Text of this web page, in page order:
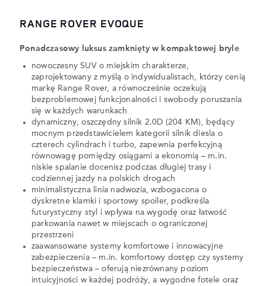
RANGE ROVER EVOQUE
Ponadczasowy luksus zamknięty w kompaktowej bryle
nowoczesny SUV o miejskim charakterze,
zaprojektowany z myślą o indywidualistach, którzy cenią
markę Range Rover, a równocześnie oczekują
bezproblemowej funkcjonalności i swobody poruszania
się w każdych warunkach
dynamiczny, oszczędny silnik 2.0D (204 KM), będący
mocnym przedstawicielem kategorii silnik diesla o
czterech cylindrach i turbo, zapewnia perfekcyjną
równowagę pomiędzy osiągami a ekonomią – m.in.
niskie spalanie docenisz podczas długiej trasy i
codziennej jazdy na polskich drogach
minimalistyczna linia nadwozia, wzbogacona o
dyskretne klamki i sportowy spoiler, podkreśla
futurystyczny styl i wpływa na wygodę oraz łatwość
parkowania nawet w miejscach o ograniczonej
przestrzeni
zaawansowane systemy komfortowe i innowacyjne
zabezpieczenia – m.in. komfortowy dostęp czy systemy
bezpieczeństwa – oferują niezrównany poziom
intuicyjności w każdej podróży, a wygodne fotele oraz